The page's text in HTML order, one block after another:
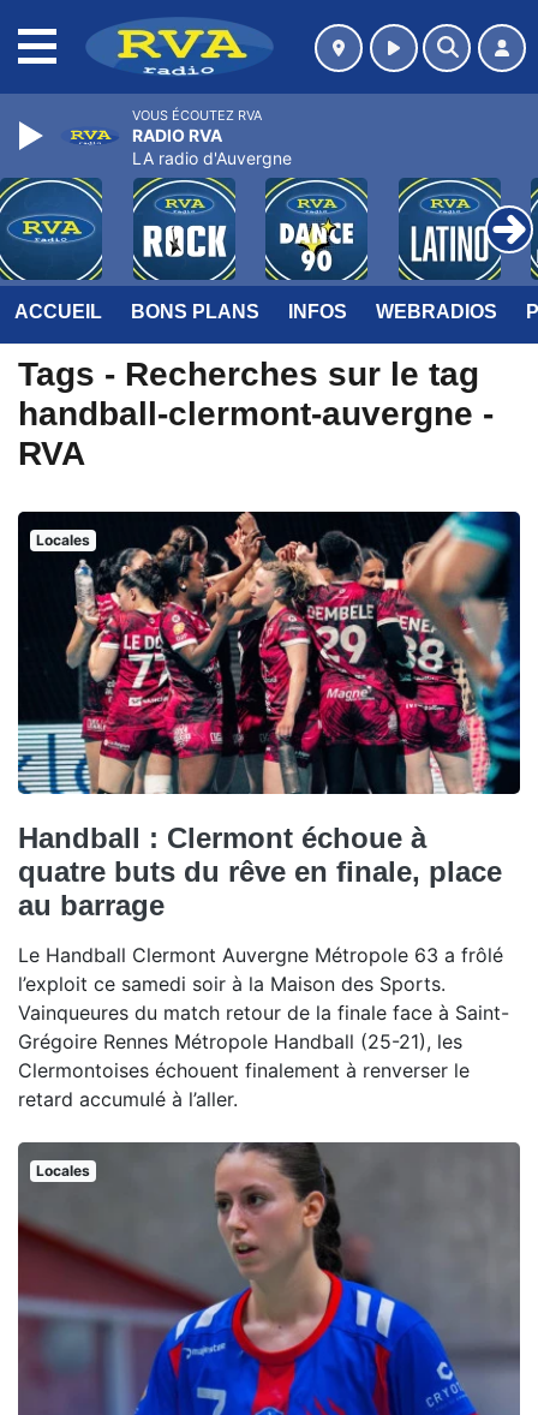
ACCUEIL BONS PLANS INFOS WEBRADIOS
Tags - Recherches sur le tag
handball-clermont-auvergne -
RVA
Locales
Handball : Clermont échoue à
quatre buts du rêve en finale, place
au barrage
Le Handball Clermont Auvergne Métropole 63 a frôlé
l’exploit ce samedi soir à la Maison des Sports.
Vainqueures du match retour de la finale face à Saint-
Grégoire Rennes Métropole Handball (25-21), les
Clermontoises échouent finalement à renverser le
retard accumulé à l’aller.
Locales
VOUS ÉCOUTEZ RVA
RADIO RVA
LA radio d'Auvergne